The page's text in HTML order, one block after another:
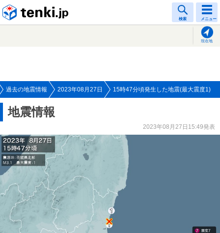
検索 メニュー
現在地
過去の地震情報 2023年08月27日 15時47分頃発生した地震(最大震度1)
地震情報
2023年08月27日15:49発表